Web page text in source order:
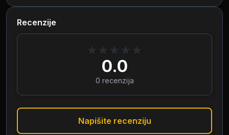
Recenzije
★ ★ ★ ★ ★
0.0
0 recenzija
Napišite recenziju